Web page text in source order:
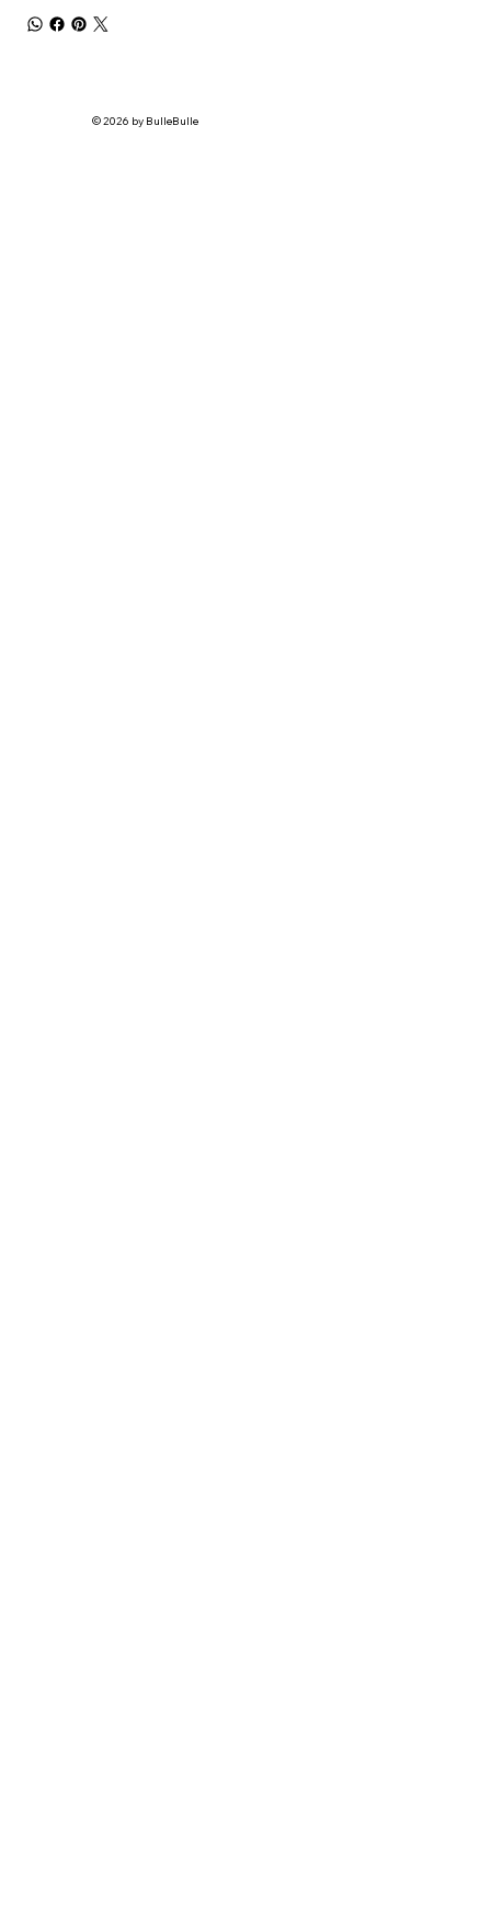
© 2026 by BulleBulle